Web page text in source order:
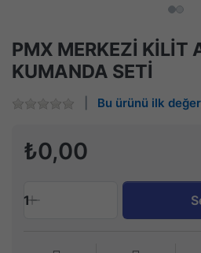
PMX MERKEZİ KİLİT
KUMANDA SETİ
Bu ürünü ilk
₺0,00
1